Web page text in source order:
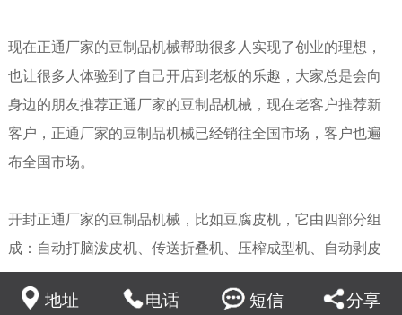
现在正通厂家的豆制品机械帮助很多人实现了创业的理想，
也让很多人体验到了自己开店到老板的乐趣，大家总是会向
身边的朋友推荐正通厂家的豆制品机械，现在老客户推荐新
客户，正通厂家的豆制品机械已经销往全国市场，客户也遍
布全国市场。
开封正通厂家的豆制品机械，比如豆腐皮机，它由四部分组
成：自动打脑泼皮机、传送折叠机、压榨成型机、自动剥皮
机。豆腐皮机使用220伏或380伏电源，占地20平方，具有投
资少，效益高，回报快的特点，特别适合城镇居民自主创
地址 电话 短信 分享